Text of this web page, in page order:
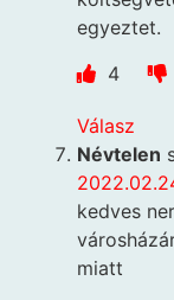
egyeztet.
4
Válasz
Névtelen
kedves
miatt